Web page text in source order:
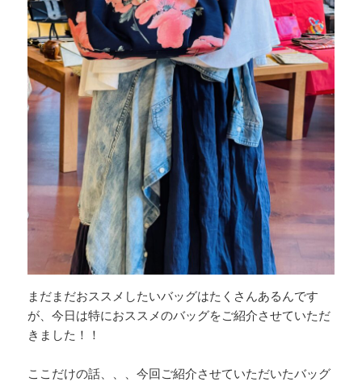
まだまだおススメしたいバッグはたくさんあるんです
が、今日は特におススメのバッグをご紹介させていただ
きました！！
ここだけの話、、、今回ご紹介させていただいたバッグ